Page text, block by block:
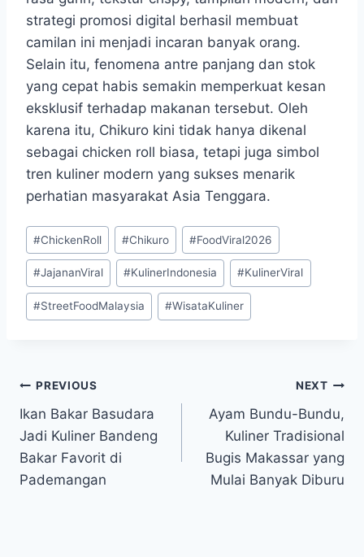
strategi promosi digital berhasil membuat
camilan ini menjadi incaran banyak orang.
Selain itu, fenomena antre panjang dan stok
yang cepat habis semakin memperkuat kesan
eksklusif terhadap makanan tersebut. Oleh
karena itu, Chikuro kini tidak hanya dikenal
sebagai chicken roll biasa, tetapi juga simbol
tren kuliner modern yang sukses menarik
perhatian masyarakat Asia Tenggara.
Post
Tags:
#ChickenRoll #Chikuro #FoodViral2026
#JajananViral #KulinerIndonesia #KulinerViral
#StreetFoodMalaysia #WisataKuliner
Post
navigation
PREVIOUS
Ikan Bakar Basudara
Jadi Kuliner Bandeng
Bakar Favorit di
Pademangan
NEXT
Ayam Bundu-Bundu,
Kuliner Tradisional
Bugis Makassar yang
Mulai Banyak Diburu